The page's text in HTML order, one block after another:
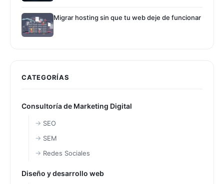
Migrar hosting sin que tu web deje de funcionar
CATEGORÍAS
Consultoría de Marketing Digital
SEO
SEM
Redes Sociales
Diseño y desarrollo web